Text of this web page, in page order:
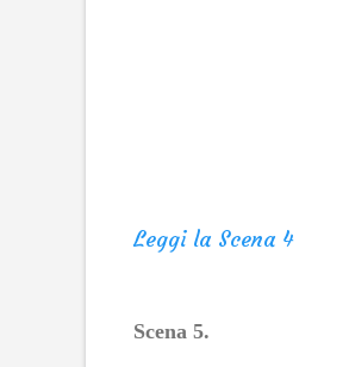
Leggi la Scena 4
Scena 5.